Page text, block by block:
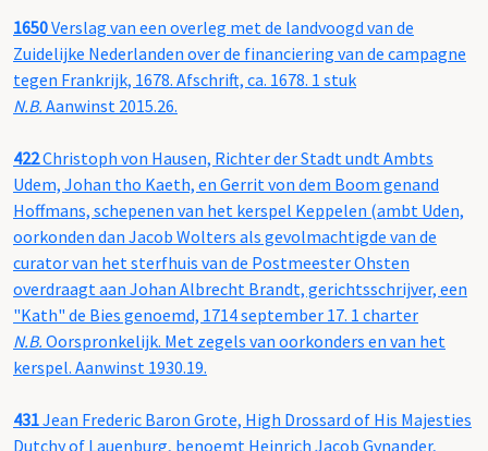
1650Verslag van een overleg met de landvoogd van de
Zuidelijke Nederlanden over de financiering van de campagne
tegen Frankrijk, 1678. Afschrift, ca. 1678. 1 stuk
N.B. Aanwinst 2015.26.
422Christoph von Hausen, Richter der Stadt undt Ambts
Udem, Johan tho Kaeth, en Gerrit von dem Boom genand
Hoffmans, schepenen van het kerspel Keppelen (ambt Uden,
oorkonden dan Jacob Wolters als gevolmachtigde van de
curator van het sterfhuis van de Postmeester Ohsten
overdraagt aan Johan Albrecht Brandt, gerichtsschrijver, een
"Kath" de Bies genoemd, 1714 september 17. 1 charter
N.B. Oorspronkelijk. Met zegels van oorkonders en van het
kerspel. Aanwinst 1930.19.
431Jean Frederic Baron Grote, High Drossard of His Majesties
Dutchy of Lauenburg, benoemt Heinrich Jacob Gynander,